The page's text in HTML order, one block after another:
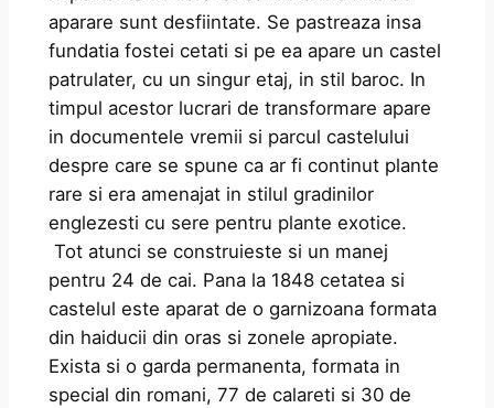
aparare sunt desfiintate. Se pastreaza insa
fundatia fostei cetati si pe ea apare un castel
patrulater, cu un singur etaj, in stil baroc. In
timpul acestor lucrari de transformare apare
in documentele vremii si parcul castelului
despre care se spune ca ar fi continut plante
rare si era amenajat in stilul gradinilor
englezesti cu sere pentru plante exotice.
Tot atunci se construieste si un manej
pentru 24 de cai. Pana la 1848 cetatea si
castelul este aparat de o garnizoana formata
din haiducii din oras si zonele apropiate.
Exista si o garda permanenta, formata in
special din romani, 77 de calareti si 30 de